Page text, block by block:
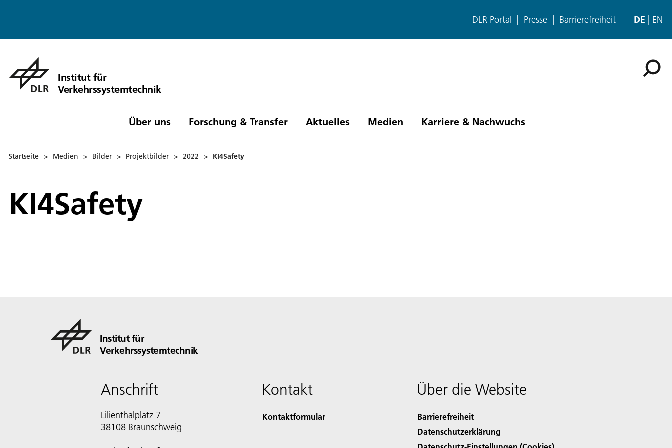
DLR Portal Presse Barrierefreiheit DE EN
Institut für
Verkehrssystemtechnik
Über uns Forschung & Transfer Aktuelles Medien Karriere & Nachwuchs
Startseite > Medien > Bilder > Projektbilder > 2022 > KI4Safety
KI4Safety
Institut für
Verkehrssystemtechnik
Anschrift
Lilienthalplatz 7
38108 Braunschweig
Kontakt
Kontaktformular
Über die Website
Barrierefreiheit
Datenschutzerklärung